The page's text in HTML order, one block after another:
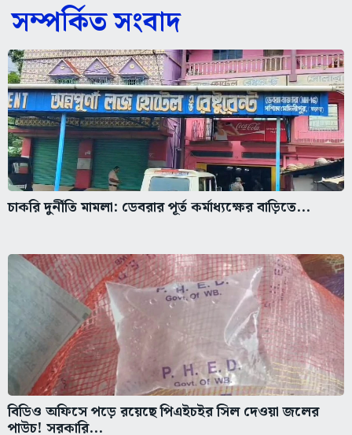
সম্পর্কিত সংবাদ
চাকরি দুর্নীতি মামলা: ডেবরার পূর্ত কর্মাধ্যক্ষের বাড়িতে...
বিডিও অফিসে পড়ে রয়েছে পিএইচইর সিল দেওয়া জলের
পাউচ! সরকারি...